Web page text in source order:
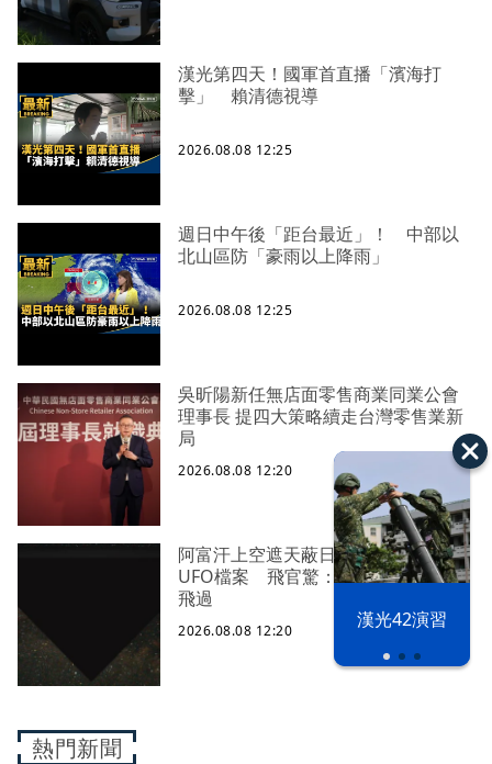
漢光42演習
漢光第四天！國軍首直播「濱海打
擊」 賴清德視導
2026.08.08 12:25
週日中午後「距台最近」！ 中部以
北山區防「豪雨以上降雨」
2026.08.08 12:25
吳昕陽新任無店面零售商業同業公會
理事長 提四大策略續走台灣零售業新
局
2026.08.08 12:20
阿富汗上空遮天蔽日！五角大廈最新
UFO檔案 飛官驚：巨型三角飛行物
飛過
2026.08.08 12:20
熱門新聞